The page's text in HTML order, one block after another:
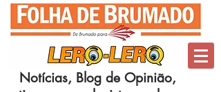
Notícias, Blog de Opinião,